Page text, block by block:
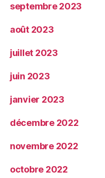
septembre 2023
août 2023
juillet 2023
juin 2023
janvier 2023
décembre 2022
novembre 2022
octobre 2022